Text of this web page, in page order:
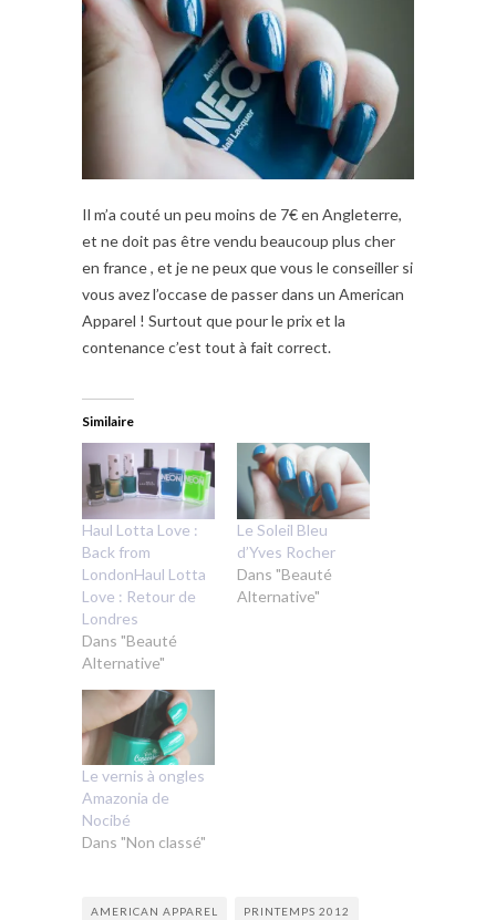
Il m’a couté un peu moins de 7€ en Angleterre,
et ne doit pas être vendu beaucoup plus cher
en france , et je ne peux que vous le conseiller si
vous avez l’occase de passer dans un American
Apparel ! Surtout que pour le prix et la
contenance c’est tout à fait correct.
Similaire
Haul Lotta Love :
Back from
LondonHaul Lotta
Love : Retour de
Londres
Dans "Beauté
Alternative"
Le Soleil Bleu
d’Yves Rocher
Dans "Beauté
Alternative"
Le vernis à ongles
Amazonia de
Nocibé
Dans "Non classé"
AMERICAN APPAREL PRINTEMPS 2012